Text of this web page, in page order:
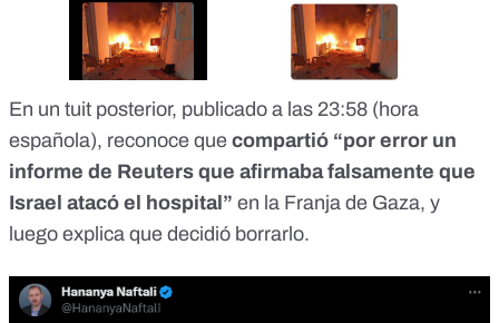
En un tuit posterior, publicado a las 23:58 (hora
española), reconoce que compartió “por error un
informe de Reuters que afirmaba falsamente que
Israel atacó el hospital” en la Franja de Gaza, y
luego explica que decidió borrarlo.